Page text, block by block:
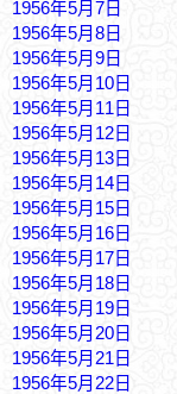
1956年5月7日
1956年5月8日
1956年5月9日
1956年5月10日
1956年5月11日
1956年5月12日
1956年5月13日
1956年5月14日
1956年5月15日
1956年5月16日
1956年5月17日
1956年5月18日
1956年5月19日
1956年5月20日
1956年5月21日
1956年5月22日